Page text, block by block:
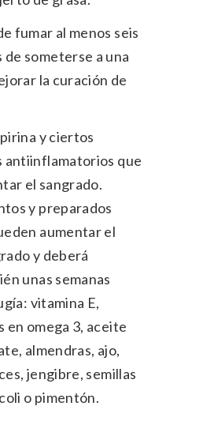
fumar al menos seis
de someterse a una
la curación de
y ciertos
antiinflamatorios que
el sangrado.
y preparados
aumentar el
y deberá
unas semanas
vitamina E,
en omega 3, aceite
almendras, ajo,
jengibre, semillas
o pimentón.